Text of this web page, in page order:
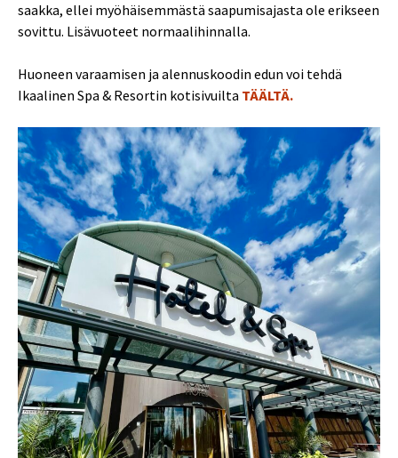
saakka, ellei myöhäisemmästä saapumisajasta ole erikseen
sovittu. Lisävuoteet normaalihinnalla.
Huoneen varaamisen ja alennuskoodin edun voi tehdä
Ikaalinen Spa & Resortin kotisivuilta TÄÄLTÄ.